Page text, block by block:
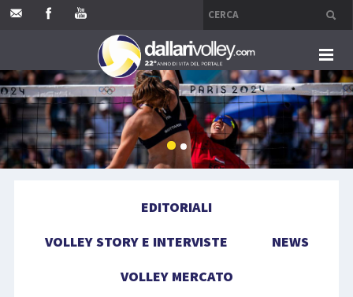
HOME
EDITORIALI
VOLLEY MERCATO
EDITORIALI
VOLLEY STORY E INTERVISTE
NEWS
VOLLEY MERCATO